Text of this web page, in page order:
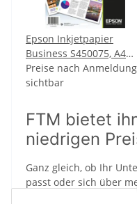
Epson Inkjetpapier
Business S450075, A4
80g weiß matt beidseitig
bedruckbar 500 Blatt
Preise nach Anmeldung
sichtbar
FTM bietet
niedrigen
Ganz gleich, ob Ihr
passt oder sich über
FTM bietet die